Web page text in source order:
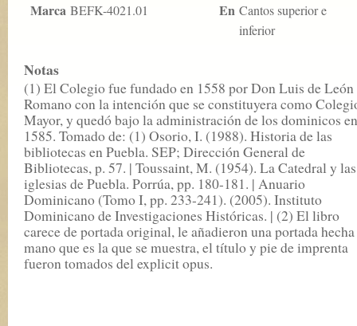
Marca BEFK-4021.01 En Cantos superior e
inferior
Notas
(1) El Colegio fue fundado en 1558 por Don Luis de León
Romano con la intención que se constituyera como
Mayor, y quedó bajo la administración de los dominicos en
1585. Tomado de: (1) Osorio, I. (1988). Historia de las
bibliotecas en Puebla. SEP; Dirección General de
Bibliotecas, p. 57. | Toussaint, M. (1954). La Catedral y las
iglesias de Puebla. Porrúa, pp. 180-181. | Anuario
Dominicano (Tomo I, pp. 233-241). (2005). Instituto
Dominicano de Investigaciones Históricas. | (2) El libro
carece de portada original, le añadieron una portada hecha
mano que es la que se muestra, el título y pie de imprenta
fueron tomados del explicit opus.